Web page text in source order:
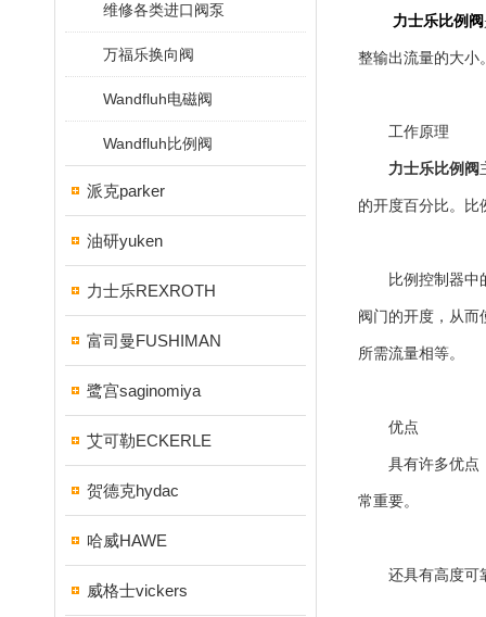
维修各类进口阀泵
万福乐换向阀
Wandfluh电磁阀
Wandfluh比例阀
派克parker
油研yuken
力士乐REXROTH
富司曼FUSHIMAN
鹭宫saginomiya
艾可勒ECKERLE
贺德克hydac
哈威HAWE
威格士vickers
力士乐比例阀
整输出流量的大小
工作原理
力士乐比例阀
的开度百分比。比
比例控制器中的
阀门的开度，从而
所需流量相等。
优点
具有许多优点，
常重要。
还具有高度可靠